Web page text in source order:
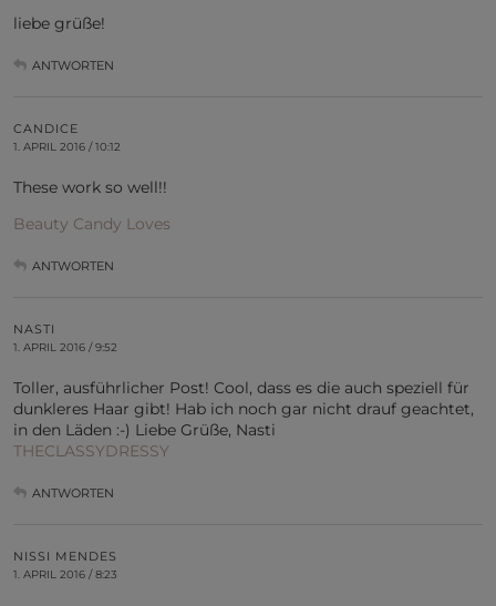
liebe grüße!
ANTWORTEN
CANDICE
1. APRIL 2016 / 10:12
These work so well!!
Beauty Candy Loves
ANTWORTEN
NASTI
1. APRIL 2016 / 9:52
Toller, ausführlicher Post! Cool, dass es die auch speziell für
dunkleres Haar gibt! Hab ich noch gar nicht drauf geachtet,
in den Läden :-) Liebe Grüße, Nasti
THECLASSYDRESSY
ANTWORTEN
NISSI MENDES
1. APRIL 2016 / 8:23